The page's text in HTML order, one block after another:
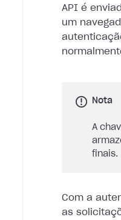
API é
um
Nota
A
finais.
Com a
as